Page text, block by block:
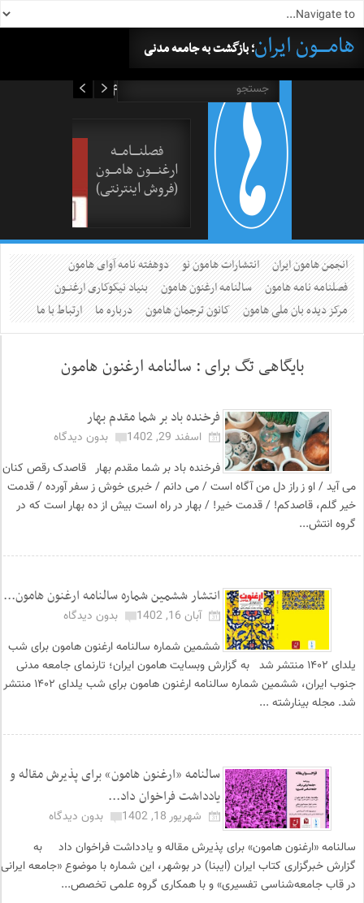
هامــــون ایران؛ بازگشت به جامعه مدنی
فصلنــــامـــه
ارغنــــون هامـــون
(فروش اینترنتی)
انجمن هامون ایران انتشارات هامون نو
دوهفته نامه آوای هامون
فصلنامه نامه هامون
سالنامه ارغنون هامون
بنیاد نیکوکاری ارغنــون
مرکز دیده بان ملی هامون
کانون ترجمان هامون درباره ما ارتباط با ما
بایگاهی تگ برای : سالنامه ارغنون هامون
فرخنده باد بر شما مقدم بهار
اسفند 29, 1402
بدون دیدگاه
فرخنده باد بر شما مقدم بهار قاصدک رقص کنان
می آید / او ز راز دل من آگاه است / می دانم / خبری خوش ز سفر آورده / قدمت
خیر گلم، قاصدکم! / قدمت خیر! / بهار در راه است بیش از ده بهار است که در
گروه انتش...
انتشار ششمین شماره سالنامه ارغنون هامون...
آبان 16, 1402
بدون دیدگاه
ششمین شماره سالنامه ارغنون هامون برای شب
یلدای ۱۴۰۲ منتشر شد به گزارش وبسایت هامون ایران؛ تارنمای جامعه مدنی
جنوب ایران، ششمین شماره سالنامه ارغنون هامون برای شب یلدای ۱۴۰۲ منتشر
شد. مجله بینارشته ...
سالنامه «ارغنون هامون» برای پذیرش مقاله و
یادداشت فراخوان داد...
شهریور 18, 1402
بدون دیدگاه
سالنامه «ارغنون هامون» برای پذیرش مقاله و یادداشت فراخوان داد به
گزارش خبرگزاری کتاب ایران (ایبنا) در بوشهر، این شماره با موضوع «جامعه ایرانی
در قاب جامعه‌شناسی تفسیری» و با همکاری گروه علمی تخصص...